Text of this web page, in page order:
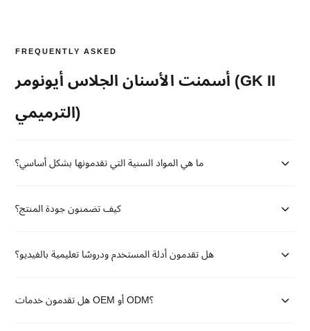
FREQUENTLY ASKED
أسمنت الأسنان الجلاس أيونومر (GK II
الترميمي)
ما هي المواد السنية التي تقدمونها بشكل أساسي؟
كيف تضمنون جودة المنتج؟
هل تقدمون أدلة المستخدم ودروسًا تعليمية بالفيديو؟
هل تقدمون خدمات OEM أو ODM؟